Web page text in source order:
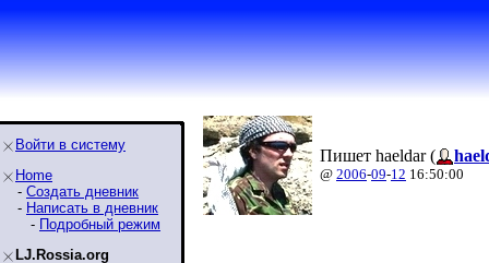
Войти в систему
Home
- Создать дневник
- Написать в дневник
- Подробный режим
LJ.Rossia.org
Пишет haeldar (
@ 2006-09-12 16:50:00